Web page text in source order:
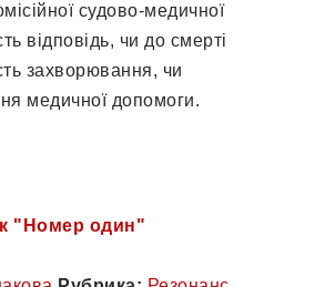
судово-медичної
відповідь, чи до смерті
захворювання, чи
медичної допомоги.
"Номер один"